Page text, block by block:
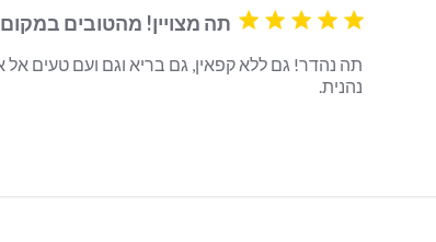
5 star rating תה מצויין! מהטובים במקום
נהנית.